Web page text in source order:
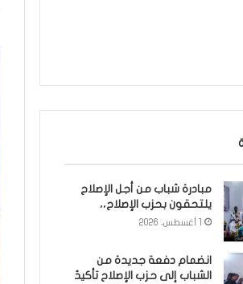
مبادرة شباب من أجل الإصلاح
يلتحقون بحزب الإصلاح،،
انضمام دفعة جديدة من
الشباب إلى حزب الإصلاح تأكيدٌ